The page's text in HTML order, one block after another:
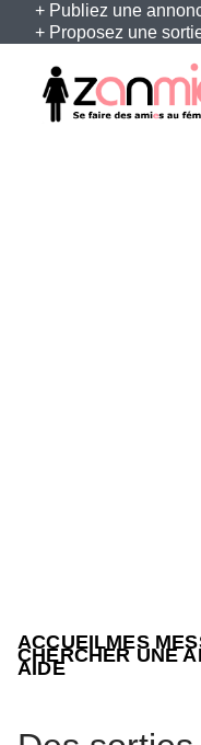
+ Publiez une
+ Proposez une
ACCUEILMES
CHERCHER UNE
AIDE